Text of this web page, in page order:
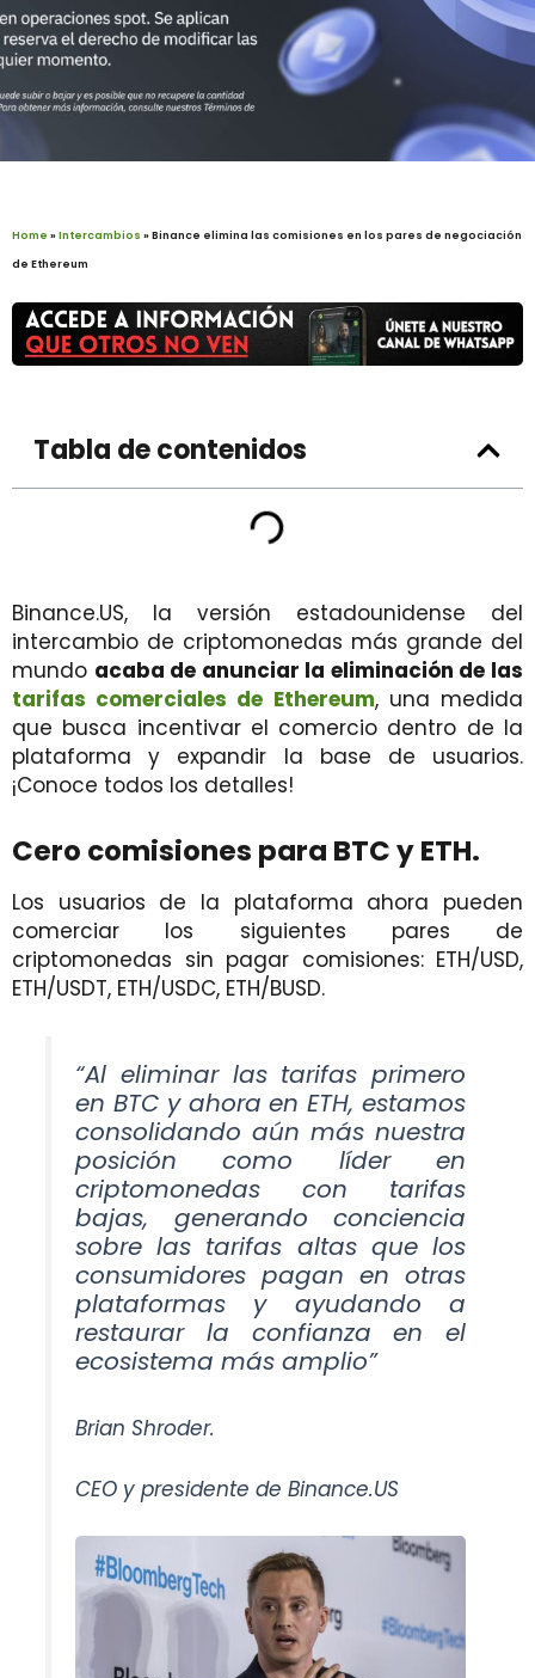
Home »Intercambios »Binance elimina las comisiones en los pares de negociación
de Ethereum
Tabla de contenidos
Binance.US, la versión estadounidense del
intercambio de criptomonedas más grande del
mundo acaba de anunciar la eliminación de las
tarifas comerciales de Ethereum, una medida
que busca incentivar el comercio dentro de la
plataforma y expandir la base de usuarios.
¡Conoce todos los detalles!
Cero comisiones para BTC y ETH.
Los usuarios de la plataforma ahora pueden
comerciar los siguientes pares de
criptomonedas sin pagar comisiones: ETH/USD,
ETH/USDT, ETH/USDC, ETH/BUSD.
“Al eliminar las tarifas primero
en BTC y ahora en ETH, estamos
consolidando aún más nuestra
posición como líder en
criptomonedas con tarifas
bajas, generando conciencia
sobre las tarifas altas que los
consumidores pagan en otras
plataformas y ayudando a
restaurar la confianza en el
ecosistema más amplio”
Brian Shroder.
CEO y presidente de Binance.US